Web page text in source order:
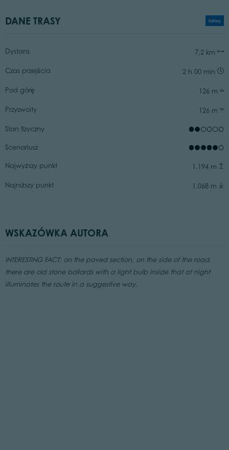
DANE TRASY łatwy
Dystans 7,2 km
Czas przejścia 2 h 00 min
Pod górę 126 m
Przyzwoity 126 m
Stan fizyczny
Scenariusz
Najwyższy punkt 1.194 m
Najniższy punkt 1.068 m
WSKAZÓWKA AUTORA
INTERESTING FACT: on the paved section, on the side of the road,
there are old stone bollards with a light bulb inside that at night
illuminates the route in a suggestive way.